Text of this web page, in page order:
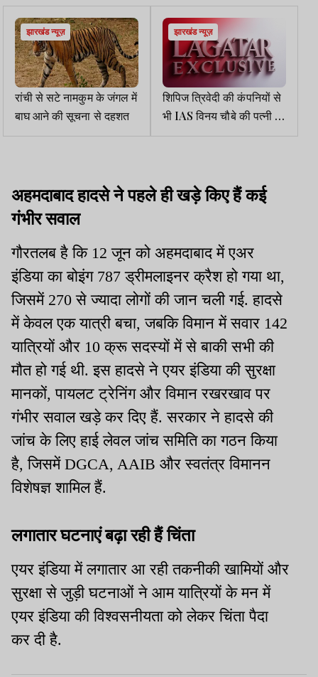
झारखंड न्यूज़
रांची से सटे नामकुम के जंगल में
बाघ आने की सूचना से दहशत
झारखंड न्यूज़
शिपिज त्रिवेदी की कंपनियों से
भी IAS विनय चौबे की पत्नी को
हर महीने मिलता था लाखों रुपये
अहमदाबाद हादसे ने पहले ही खड़े किए हैं कई
गंभीर सवाल
गौरतलब है कि 12 जून को अहमदाबाद में एअर
इंडिया का बोइंग 787 ड्रीमलाइनर क्रैश हो गया था,
जिसमें 270 से ज्यादा लोगों की जान चली गई. हादसे
में केवल एक यात्री बचा, जबकि विमान में सवार 142
यात्रियों और 10 क्रू सदस्यों में से बाकी सभी की
मौत हो गई थी. इस हादसे ने एयर इंडिया की सुरक्षा
मानकों, पायलट ट्रेनिंग और विमान रखरखाव पर
गंभीर सवाल खड़े कर दिए हैं. सरकार ने हादसे की
जांच के लिए हाई लेवल जांच समिति का गठन किया
है, जिसमें DGCA, AAIB और स्वतंत्र विमानन
विशेषज्ञ शामिल हैं.
लगातार घटनाएं बढ़ा रही हैं चिंता
एयर इंडिया में लगातार आ रही तकनीकी खामियों और
सुरक्षा से जुड़ी घटनाओं ने आम यात्रियों के मन में
एयर इंडिया की विश्वसनीयता को लेकर चिंता पैदा
कर दी है.